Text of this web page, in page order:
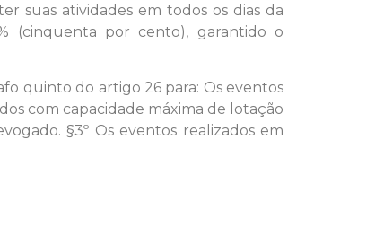
suas atividades em todos os dias da
(cinquenta por cento), garantido o
quinto do artigo 26 para: Os eventos
com capacidade máxima de lotação
§3º Os eventos realizados em